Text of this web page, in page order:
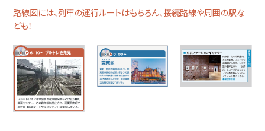
路線図には、列車の運行ルートはもちろん、接続路線や周囲の駅な
ども！